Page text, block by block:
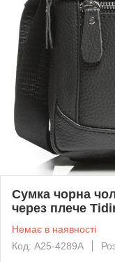
Сумка чорна
через плече
Немає в наявності
Код: A25-4289A